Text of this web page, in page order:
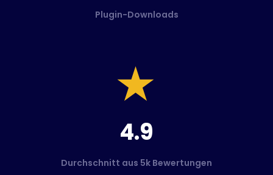
Plugin-Downloads
4.9
Durchschnitt aus 5k Bewertungen